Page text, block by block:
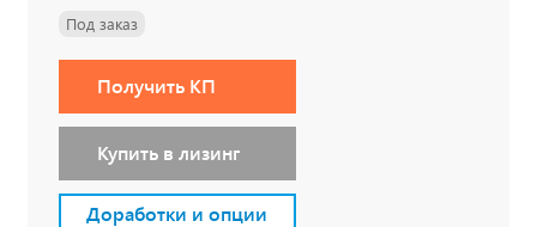
Под заказ
Получить КП
Купить в лизинг
Доработки и опции